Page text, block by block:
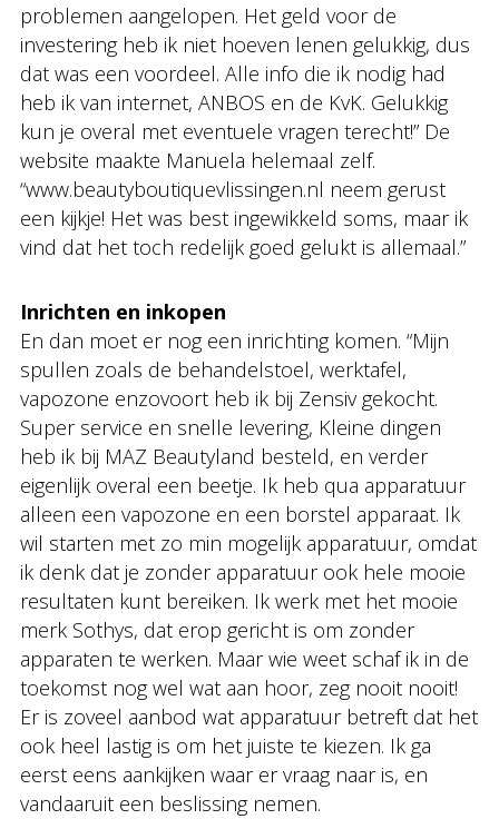
problemen aangelopen. Het geld voor de
investering heb ik niet hoeven lenen gelukkig, dus
dat was een voordeel. Alle info die ik nodig had
heb ik van internet, ANBOS en de KvK. Gelukkig
kun je overal met eventuele vragen terecht!” De
website maakte Manuela helemaal zelf.
“www.beautyboutiquevlissingen.nl neem gerust
een kijkje! Het was best ingewikkeld soms, maar ik
vind dat het toch redelijk goed gelukt is allemaal.”
Inrichten en inkopen
En dan moet er nog een inrichting komen. “Mijn
spullen zoals de behandelstoel, werktafel,
vapozone enzovoort heb ik bij Zensiv gekocht.
Super service en snelle levering, Kleine dingen
heb ik bij MAZ Beautyland besteld, en verder
eigenlijk overal een beetje. Ik heb qua apparatuur
alleen een vapozone en een borstel apparaat. Ik
wil starten met zo min mogelijk apparatuur, omdat
ik denk dat je zonder apparatuur ook hele mooie
resultaten kunt bereiken. Ik werk met het mooie
merk Sothys, dat erop gericht is om zonder
apparaten te werken. Maar wie weet schaf ik in de
toekomst nog wel wat aan hoor, zeg nooit nooit!
Er is zoveel aanbod wat apparatuur betreft dat het
ook heel lastig is om het juiste te kiezen. Ik ga
eerst eens aankijken waar er vraag naar is, en
vandaaruit een beslissing nemen.